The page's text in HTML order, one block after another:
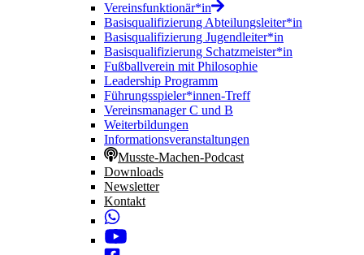
Vereinsfunktionär*in
Basisqualifizierung Abteilungsleiter*in
Basisqualifizierung Jugendleiter*in
Basisqualifizierung Schatzmeister*in
Fußballverein mit Philosophie
Leadership Programm
Führungsspieler*innen-Treff
Vereinsmanager C und B
Weiterbildungen
Informationsveranstaltungen
Musste-Machen-Podcast
Downloads
Newsletter
Kontakt